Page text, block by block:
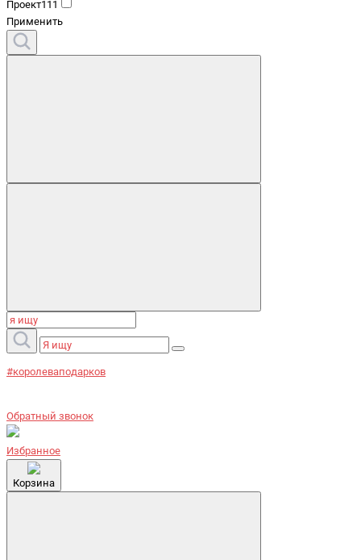
Проект111
Применить
#королеваподарков
Обратный звонок
Избранное
Корзина